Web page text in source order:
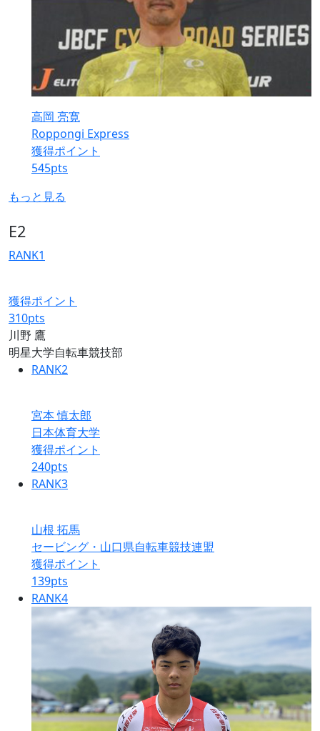
高岡 亮寛
Roppongi Express
獲得ポイント
545pts
もっと見る
E2
RANK1
獲得ポイント
310pts
川野 鷹
明星大学自転車競技部
RANK2
宮本 慎太郎
日本体育大学
獲得ポイント
240pts
RANK3
山根 拓馬
セービング・山口県自転車競技連盟
獲得ポイント
139pts
RANK4